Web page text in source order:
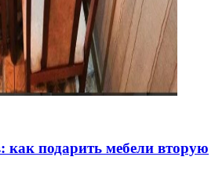
как подарить мебели вторую